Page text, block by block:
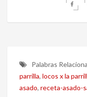
Palabras
parrilla, locos x la
asado, receta-asado-